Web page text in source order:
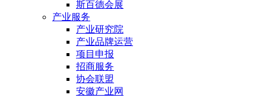
斯百德会展
产业服务
产业研究院
产业品牌运营
项目申报
招商服务
协会联盟
安徽产业网